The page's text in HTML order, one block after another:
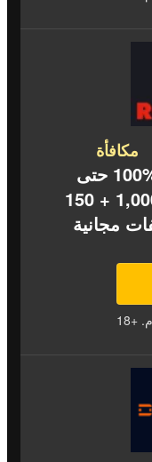
مكافأة
100% حتى
$1,000 + 150
مجانية